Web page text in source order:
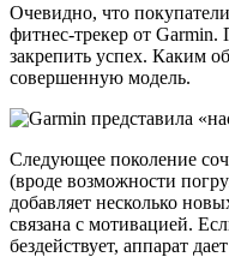
Очевидно, что
фитнес-трекер от
закрепить успех. Каким
совершенную модель.
Следующее поколение
(вроде возможности
добавляет несколько
связана с мотивацией.
бездействует, аппарат